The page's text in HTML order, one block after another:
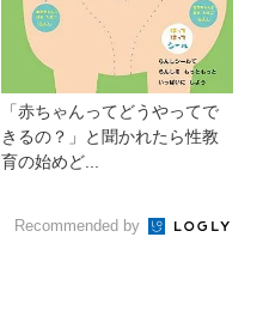
「赤ちゃんってどうやってで
きるの？」と聞かれたら性教
育の始めど...
Recommended by